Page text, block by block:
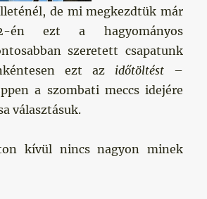
de mi megkezdtük már
én ezt a hagyományos
szeretett csapatunk
ezt az időtöltést–
a szombati meccs idejére
választásuk.
kívül nincs nagyon minek